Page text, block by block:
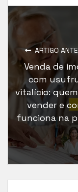
ARTIGO
Venda de
com
vitalício:
vender e
funciona na